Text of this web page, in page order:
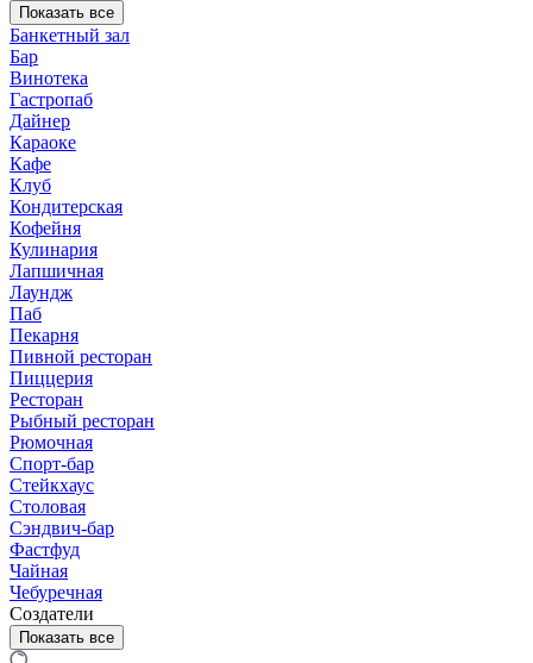
Показать все
Банкетный зал
Бар
Винотека
Гастропаб
Дайнер
Караоке
Кафе
Клуб
Кондитерская
Кофейня
Кулинария
Лапшичная
Лаундж
Паб
Пекарня
Пивной ресторан
Пиццерия
Ресторан
Рыбный ресторан
Рюмочная
Спорт-бар
Стейкхаус
Столовая
Сэндвич-бар
Фастфуд
Чайная
Чебуречная
Создатели
Показать все